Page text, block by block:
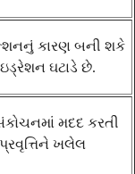
કારણ બની શકે
ઘટાડે છે.
મદદ કરતી
ખલેલ